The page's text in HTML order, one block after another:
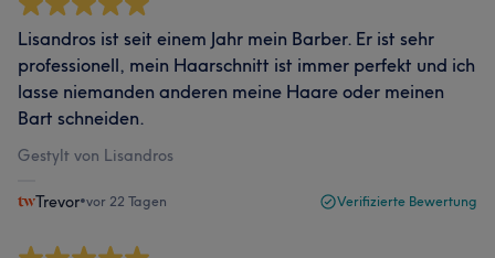
Lisandros ist seit einem Jahr mein Barber. Er ist sehr
professionell, mein Haarschnitt ist immer perfekt und ich
lasse niemanden anderen meine Haare oder meinen
Bart schneiden.
Gestylt von Lisandros
Trevor•vor 22 Tagen Verifizierte Bewertung